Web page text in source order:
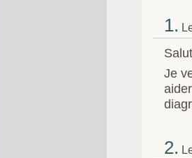
1.
Je
2.